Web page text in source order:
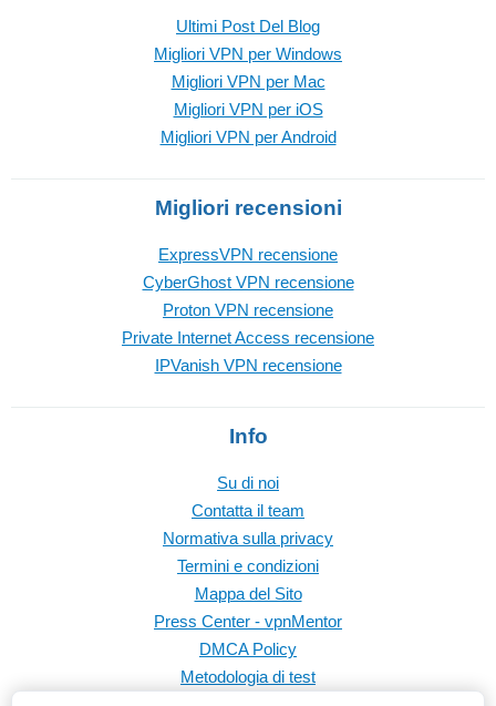
Ultimi Post Del Blog
Migliori VPN per Windows
Migliori VPN per Mac
Migliori VPN per iOS
Migliori VPN per Android
Migliori recensioni
ExpressVPN recensione
CyberGhost VPN recensione
Proton VPN recensione
Private Internet Access recensione
IPVanish VPN recensione
Info
Su di noi
Contatta il team
Normativa sulla privacy
Termini e condizioni
Mappa del Sito
Press Center - vpnMentor
DMCA Policy
Metodologia di test